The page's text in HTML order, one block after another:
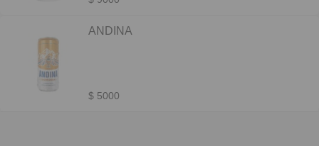
ANDINA
$ 5000